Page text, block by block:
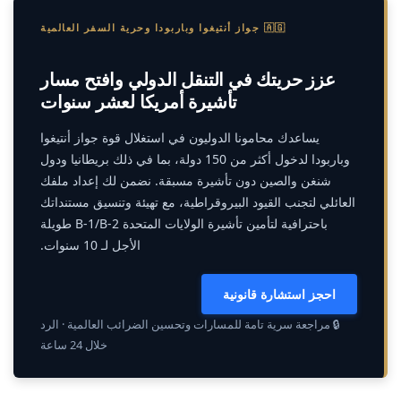
🇦🇬 جواز أنتيغوا وباربودا وحرية السفر العالمية
عزز حريتك في التنقل الدولي وافتح مسار
تأشيرة أمريكا لعشر سنوات
يساعدك محامونا الدوليون في استغلال قوة جواز أنتيغوا
وباربودا لدخول أكثر من 150 دولة، بما في ذلك بريطانيا ودول
شنغن والصين دون تأشيرة مسبقة. نضمن لك إعداد ملفك
العائلي لتجنب القيود البيروقراطية، مع تهيئة وتنسيق مستنداتك
باحترافية لتأمين تأشيرة الولايات المتحدة B-1/B-2 طويلة
الأجل لـ 10 سنوات.
احجز استشارة قانونية
🔒 مراجعة سرية تامة للمسارات وتحسين الضرائب العالمية · الرد
خلال 24 ساعة